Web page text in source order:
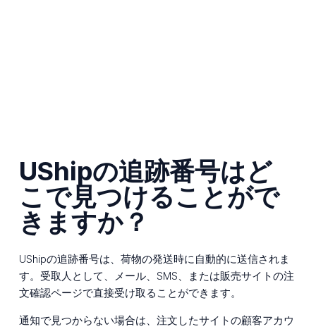
UShipの追跡番号はど
こで見つけることがで
きますか？
UShipの追跡番号は、荷物の発送時に自動的に送信されま
す。受取人として、メール、SMS、または販売サイトの注
文確認ページで直接受け取ることができます。
通知で見つからない場合は、注文したサイトの顧客アカウ